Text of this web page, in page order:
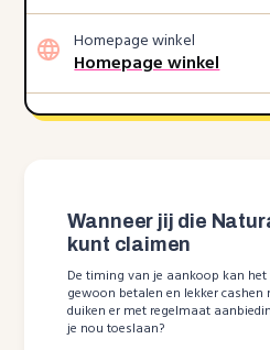
Homepage winkel
Homepage winkel
Wanneer jij die
kunt claimen
De timing van je aankoop kan
gewoon betalen en lekker
duiken er met regelmaat
je nou toeslaan?